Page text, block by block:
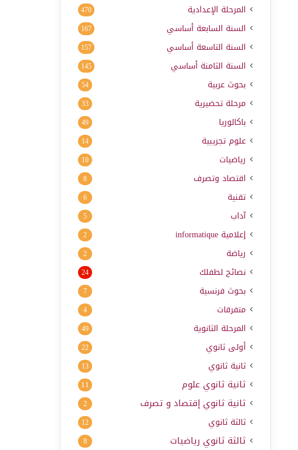
المرحلة الإعدادية 470
السنة السابعة أساسي 167
السنة التاسعة أساسي 157
السنة الثامنة أساسي 145
بحوث عربية 54
مرحلة تحضيرية 33
باكالوريا 49
علوم تجريبية 14
رياضيات 10
اقتصاد وتصرف 8
تقنية 6
آداب 5
إعلامية informatique
2
رياضة 2
نصائح لطفلك 24
بحوث فرنسية 7
متفرقات 4
المرحلة الثانوية 49
أولى ثانوي 22
ثانية ثانوي 13
ثانية ثانوي علوم 11
ثانية ثانوي إقتصاد و تصرف 2
ثالثة ثانوي 12
ثالثة ثانوي رياضيات 8